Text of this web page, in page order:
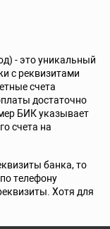
- это уникальный
с реквизитами
счета
достаточно
БИК указывает
счета на
банка, то
телефону
Хотя для